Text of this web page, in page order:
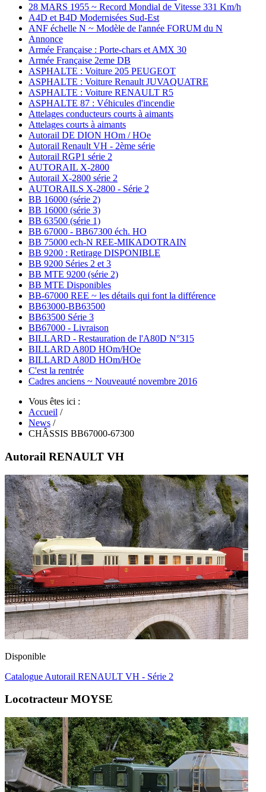
28 MARS 1955 ~ Record Mondial de Vitesse 331 Km/h
A4D et B4D Modernisées Sud-Est
ANF échelle N ~ Modèle de l'année FORUM du N
Annonce
Armée Française : Porte-chars et AMX 30
Armée Française 2eme DB
ASPHALTE : Voiture 205 PEUGEOT
ASPHALTE : Voiture Renault JUVAQUATRE
ASPHALTE : Voiture RENAULT R5
ASPHALTE 87 : Véhicules d'incendie
Attelages conducteurs courts à aimants
Attelages courts à aimants
Autorail DE DION HOm / HOe
Autorail Renault VH - 2ème série
Autorail RGP1 série 2
AUTORAIL X-2800
Autorail X-2800 série 2
AUTORAILS X-2800 - Série 2
BB 16000 (série 2)
BB 16000 (série 3)
BB 63500 (série 1)
BB 67000 - BB67300 éch. HO
BB 75000 ech-N REE-MIKADOTRAIN
BB 9200 : Retirage DISPONIBLE
BB 9200 Séries 2 et 3
BB MTE 9200 (série 2)
BB MTE Disponibles
BB-67000 REE ~ les détails qui font la différence
BB63000-BB63500
BB63500 Série 3
BB67000 - Livraison
BILLARD - Restauration de l'A80D N°315
BILLARD A80D HOm/HOe
BILLARD A80D HOm/HOe
C'est la rentrée
Cadres anciens ~ Nouveauté novembre 2016
Vous êtes ici :
Accueil /
News /
CHÂSSIS BB67000-67300
Autorail RENAULT VH
Disponible
Catalogue Autorail RENAULT VH - Série 2
Locotracteur MOYSE